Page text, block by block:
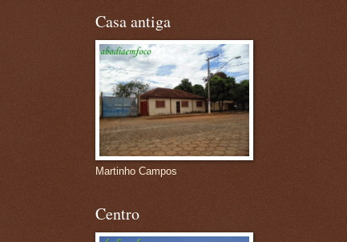
Casa antiga
Martinho Campos
Centro